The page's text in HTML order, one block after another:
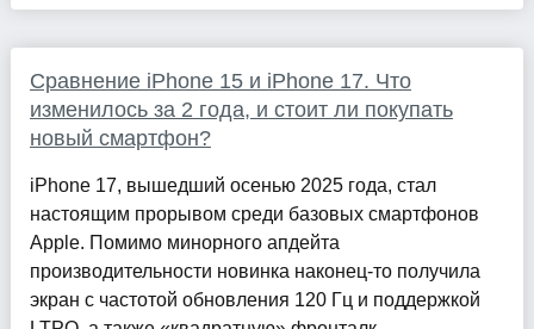
Сравнение iPhone 15 и iPhone 17. Что
изменилось за 2 года, и стоит ли покупать
новый смартфон?
iPhone 17, вышедший осенью 2025 года, стал
настоящим прорывом среди базовых смартфонов
Apple. Помимо минорного апдейта
производительности новинка наконец-то получила
экран с частотой обновления 120 Гц и поддержкой